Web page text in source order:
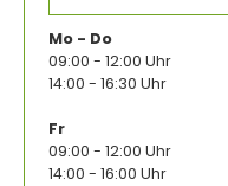
Mo - Do
09:00 - 12:00 Uhr
14:00 - 16:30 Uhr
Fr
09:00 - 12:00 Uhr
14:00 - 16:00 Uhr